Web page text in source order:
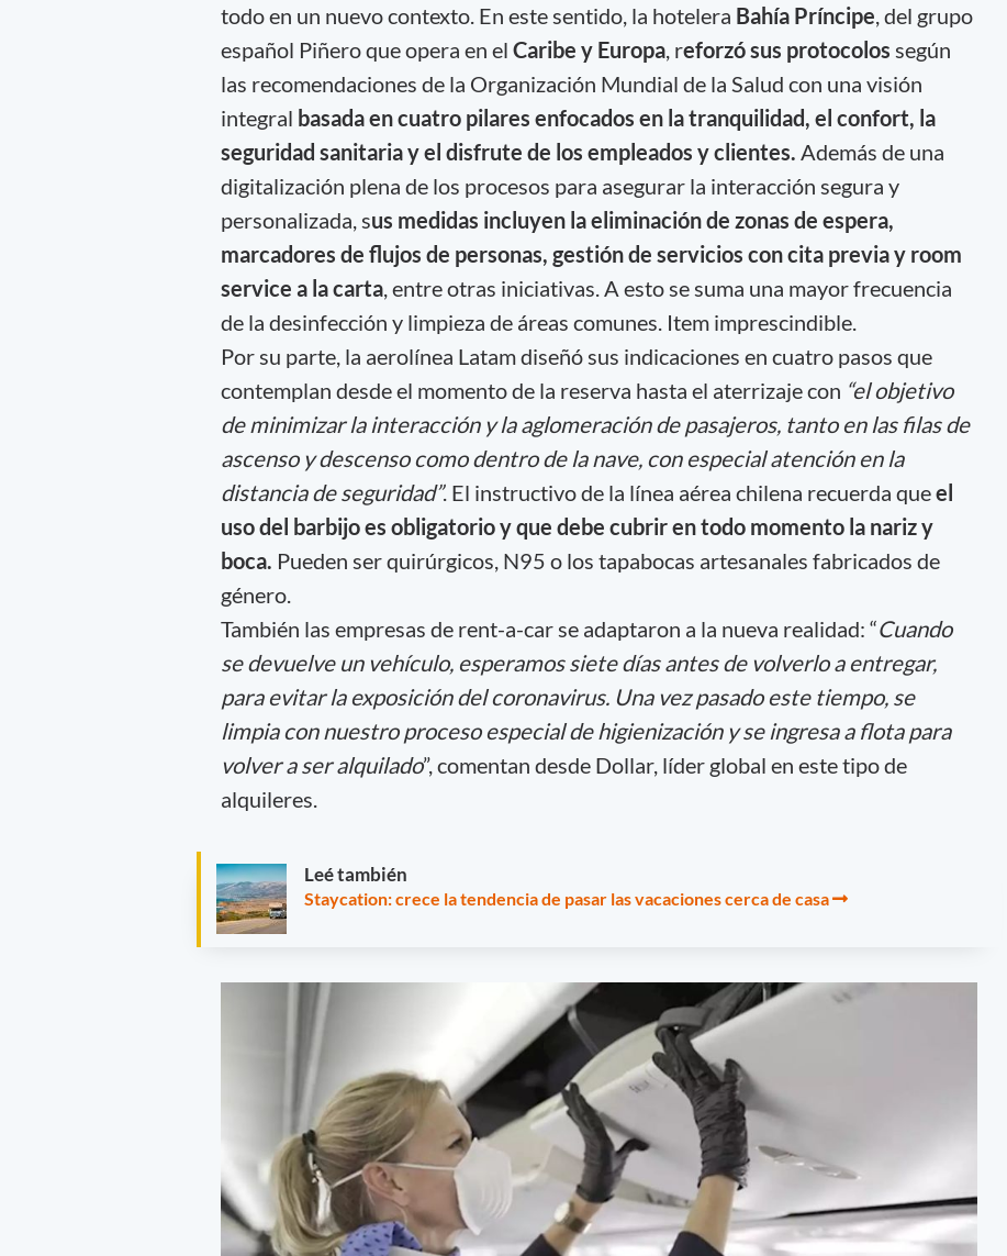
todo en un nuevo contexto. En este sentido, la hotelera Bahía Príncipe , del grupo
español Piñero que opera en el Caribe y Europa, reforzó sus protocolos según
las recomendaciones de la Organización Mundial de la Salud con una visión
integral basada en cuatro pilares enfocados en la tranquilidad, el confort, la
seguridad sanitaria y el disfrute de los empleados y clientes. Además de una
digitalización plena de los procesos para asegurar la interacción segura y
personalizada, sus medidas incluyen la eliminación de zonas de espera,
marcadores de flujos de personas, gestión de servicios con cita previa y room
service a la carta, entre otras iniciativas. A esto se suma una mayor frecuencia
de la desinfección y limpieza de áreas comunes. Item imprescindible.
Por su parte, la aerolínea Latam diseñó sus indicaciones en cuatro pasos que
contemplan desde el momento de la reserva hasta el aterrizaje con “el objetivo
de minimizar la interacción y la aglomeración de pasajeros, tanto en las filas de
ascenso y descenso como dentro de la nave, con especial atención en la
distancia de seguridad”. El instructivo de la línea aérea chilena recuerda queel
uso del barbijo es obligatorio y que debe cubrir en todo momento la nariz y
boca. Pueden ser quirúrgicos, N95 o los tapabocas artesanales fabricados de
género.
También las empresas de rent-a-car se adaptaron a la nueva realidad: “Cuando
se devuelve un vehículo, esperamos siete días antes de volverlo a entregar,
para evitar la exposición del coronavirus. Una vez pasado este tiempo, se
limpia con nuestro proceso especial de higienización y se ingresa a flota para
volver a ser alquilado”, comentan desde Dollar, líder global en este tipo de
alquileres.
Leé también
Staycation: crece la tendencia de pasar las vacaciones cerca de casa